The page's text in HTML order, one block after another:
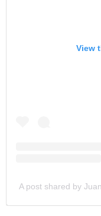
View
A post shared by